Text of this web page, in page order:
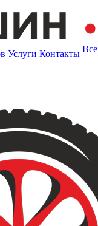
Услуги Контакты Все